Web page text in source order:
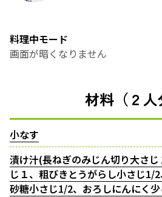
料理中モード
画面が暗くなりません
材料（２人
小なす
漬け汁(長ねぎのみじん切り大さ
じ１、粗びきとうがらし小さじ1/2
砂糖小さじ1/2、おろしにんにく